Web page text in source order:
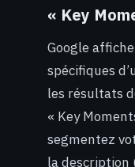
« Key
Google
spécifiques
les résultats
« Key
segmentez
la